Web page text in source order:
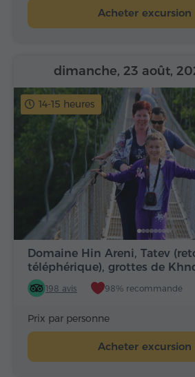
Acheter excursion
14-15 heures
Domaine Hin Areni, Tatev
téléphérique), grottes de
198 avis 98% recommandé
dimanche, 23 août,
Prix par personne
Acheter excursion